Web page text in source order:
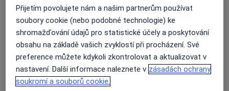
Přiblížit mapuse otevře v nové záložce
Dostupnost
Na této adrese online kalendář není aktivní
Co mám v takové situaci udělat?
Způsoby platby (soukromé návštěvy)
Přijetím povolujete nám a našim partnerům používat
soubory cookie (nebo podobné technologie) ke
shromažďování údajů pro statistické účely a poskytování
obsahu na základě vašich zvyklostí při procházení. Své
preference můžete kdykoli zkontrolovat a aktualizovat v
nastavení. Další informace naleznete v zásadách ochrany
soukromí a souborů cookie.